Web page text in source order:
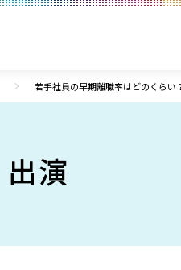
若手社員の早期離職率はどのくらい
演